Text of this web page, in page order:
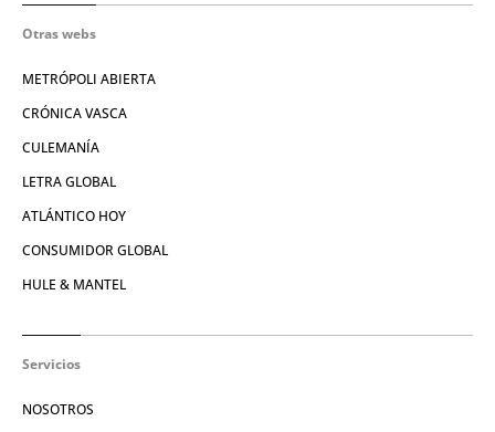
Otras webs
METRÓPOLI ABIERTA
CRÓNICA VASCA
CULEMANÍA
LETRA GLOBAL
ATLÁNTICO HOY
CONSUMIDOR GLOBAL
HULE & MANTEL
Servicios
NOSOTROS